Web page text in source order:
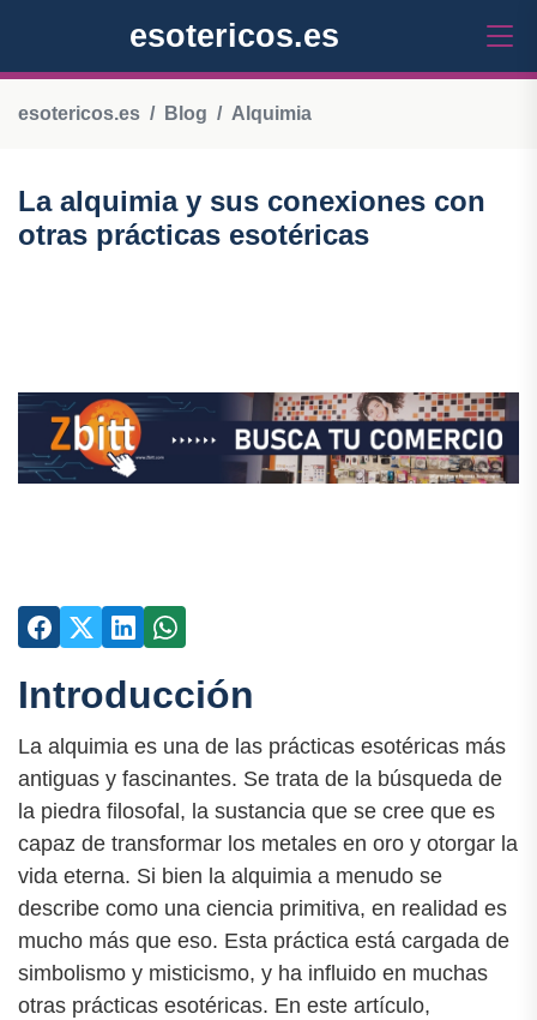
esotericos.es
esotericos.es Blog Alquimia
La alquimia y sus conexiones con
otras prácticas esotéricas
Introducción
La alquimia es una de las prácticas esotéricas más
antiguas y fascinantes. Se trata de la búsqueda de
la piedra filosofal, la sustancia que se cree que es
capaz de transformar los metales en oro y otorgar la
vida eterna. Si bien la alquimia a menudo se
describe como una ciencia primitiva, en realidad es
mucho más que eso. Esta práctica está cargada de
simbolismo y misticismo, y ha influido en muchas
otras prácticas esotéricas. En este artículo,